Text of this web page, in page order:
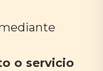
o servicio